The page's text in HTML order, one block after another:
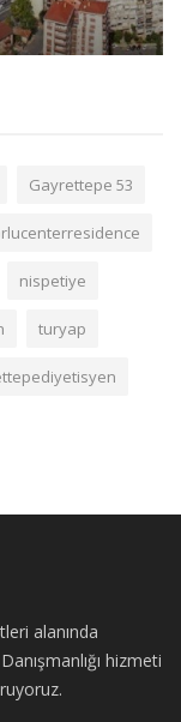
Gayrettepe 53
nispetiye
turyap
alanında
hizmeti